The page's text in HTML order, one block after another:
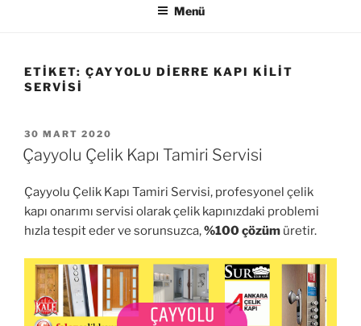
Menü
ETIKET: ÇAYYOLU DIERRE KAPI KILIT
SERVISI
YAYIM
TARIHI
30 MART 2020
Çayyolu Çelik Kapı Tamiri Servisi
Çayyolu Çelik Kapı Tamiri Servisi, profesyonel çelik
kapı onarımı servisi olarak çelik kapınızdaki problemi
hızla tespit eder ve sorunsuzca,%100 çözüm üretir.